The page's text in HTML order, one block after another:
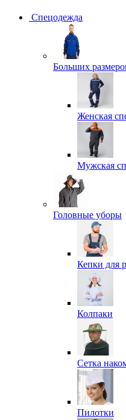
Спецодежда
Больших
Женская
Мужская
Головные уборы
Кепки для
Колпаки
Сетка
Пилотки